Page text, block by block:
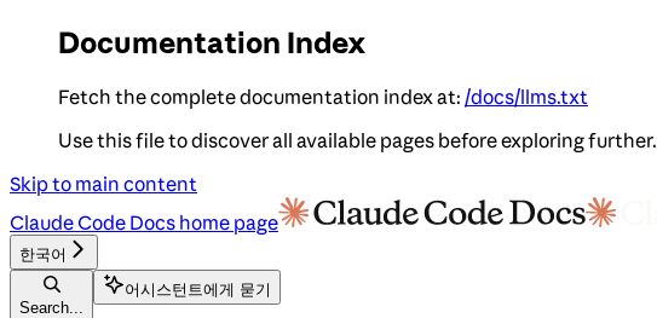
Documentation Index
Fetch the complete documentation index at: /docs/llms.txt
Use this file to discover all available pages before exploring further.
Skip to main content
Claude Code Docs home page
한국어
Search...
어시스턴트에게 묻기